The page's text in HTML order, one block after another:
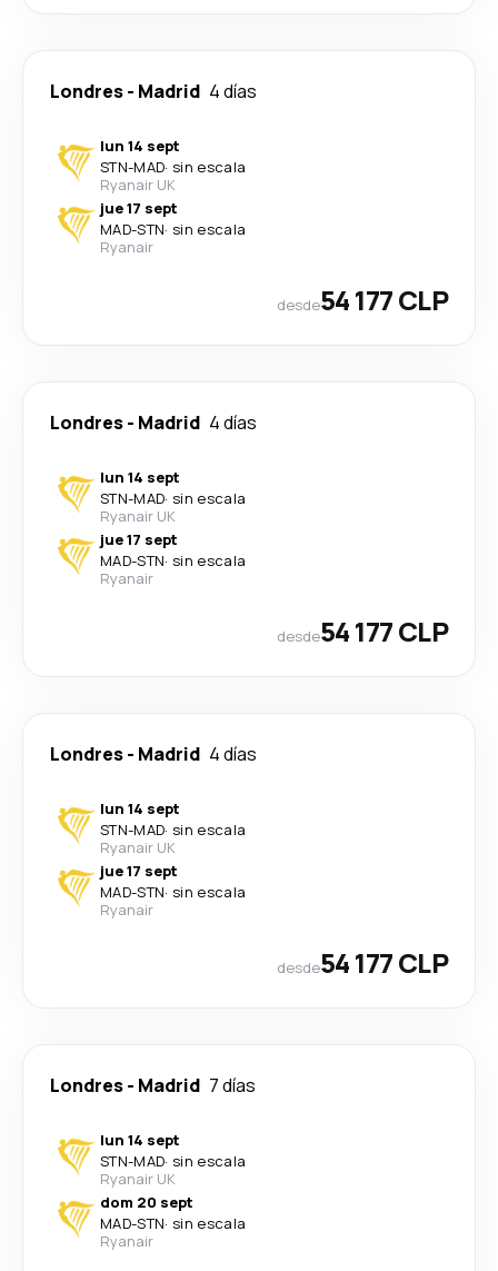
Londres- Madrid 4 días
lun 14 sept
STN-MAD· sin escala
Ryanair UK
jue 17 sept
MAD-STN· sin escala
Ryanair
desde54 177 CLP
Londres- Madrid 4 días
lun 14 sept
STN-MAD· sin escala
Ryanair UK
jue 17 sept
MAD-STN· sin escala
Ryanair
desde54 177 CLP
Londres- Madrid 4 días
lun 14 sept
STN-MAD· sin escala
Ryanair UK
jue 17 sept
MAD-STN· sin escala
Ryanair
desde54 177 CLP
Londres- Madrid 7 días
lun 14 sept
STN-MAD· sin escala
Ryanair UK
dom 20 sept
MAD-STN· sin escala
Ryanair